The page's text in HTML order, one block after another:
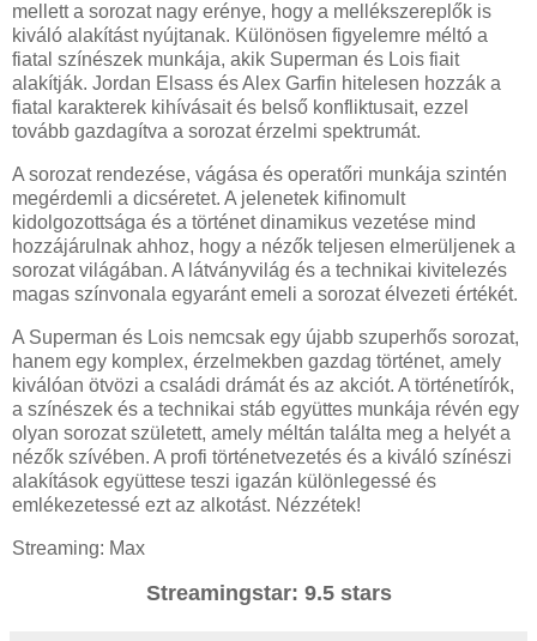
mellett a sorozat nagy erénye, hogy a mellékszereplők is
kiváló alakítást nyújtanak. Különösen figyelemre méltó a
fiatal színészek munkája, akik Superman és Lois fiait
alakítják. Jordan Elsass és Alex Garfin hitelesen hozzák a
fiatal karakterek kihívásait és belső konfliktusait, ezzel
tovább gazdagítva a sorozat érzelmi spektrumát.
A sorozat rendezése, vágása és operatőri munkája szintén
megérdemli a dicséretet. A jelenetek kifinomult
kidolgozottsága és a történet dinamikus vezetése mind
hozzájárulnak ahhoz, hogy a nézők teljesen elmerüljenek a
sorozat világában. A látványvilág és a technikai kivitelezés
magas színvonala egyaránt emeli a sorozat élvezeti értékét.
A Superman és Lois nemcsak egy újabb szuperhős sorozat,
hanem egy komplex, érzelmekben gazdag történet, amely
kiválóan ötvözi a családi drámát és az akciót. A történetírók,
a színészek és a technikai stáb együttes munkája révén egy
olyan sorozat született, amely méltán találta meg a helyét a
nézők szívében. A profi történetvezetés és a kiváló színészi
alakítások együttese teszi igazán különlegessé és
emlékezetessé ezt az alkotást. Nézzétek!
Streaming: Max
Streamingstar: 9.5 stars